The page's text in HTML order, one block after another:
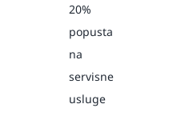
20%
popusta
na
servisne
usluge